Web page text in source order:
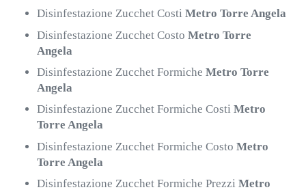
Disinfestazione Zucchet CostiMetro Torre Angela
Disinfestazione Zucchet CostoMetro Torre
Angela
Disinfestazione Zucchet FormicheMetro Torre
Angela
Disinfestazione Zucchet Formiche CostiMetro
Torre Angela
Disinfestazione Zucchet Formiche CostoMetro
Torre Angela
Disinfestazione Zucchet Formiche PrezziMetro